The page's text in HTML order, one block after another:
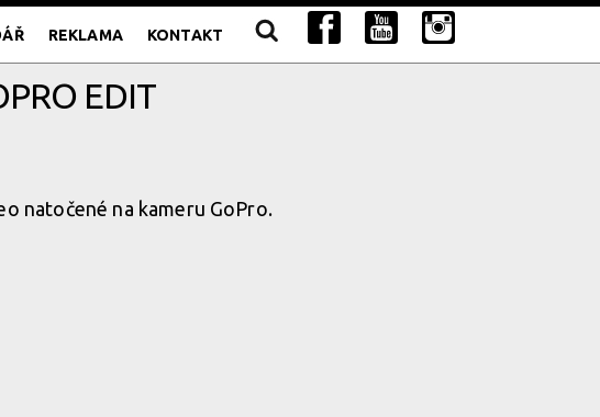
REKLAMA KONTAKT
EDIT
natočené na kameru GoPro.